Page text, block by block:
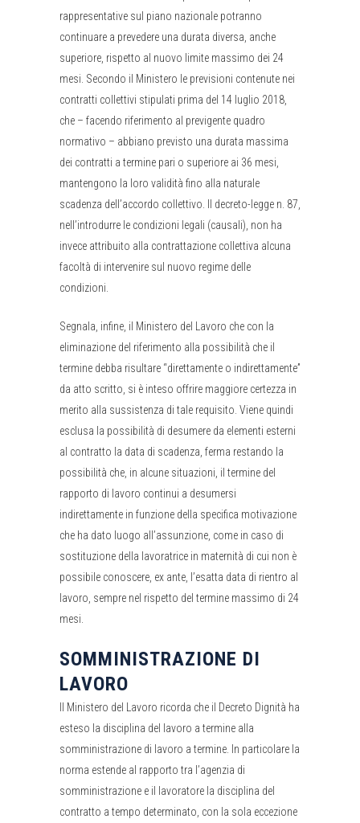
rappresentative sul piano nazionale potranno
continuare a prevedere una durata diversa, anche
superiore, rispetto al nuovo limite massimo dei 24
mesi. Secondo il Ministero le previsioni contenute nei
contratti collettivi stipulati prima del 14 luglio 2018,
che – facendo riferimento al previgente quadro
normativo – abbiano previsto una durata massima
dei contratti a termine pari o superiore ai 36 mesi,
mantengono la loro validità fino alla naturale
scadenza dell’accordo collettivo. Il decreto-legge n. 87,
nell’introdurre le condizioni legali (causali), non ha
invece attribuito alla contrattazione collettiva alcuna
facoltà di intervenire sul nuovo regime delle
condizioni.
Segnala, infine, il Ministero del Lavoro che con la
eliminazione del riferimento alla possibilità che il
termine debba risultare “direttamente o indirettamente”
da atto scritto, si è inteso offrire maggiore certezza in
merito alla sussistenza di tale requisito. Viene quindi
esclusa la possibilità di desumere da elementi esterni
al contratto la data di scadenza, ferma restando la
possibilità che, in alcune situazioni, il termine del
rapporto di lavoro continui a desumersi
indirettamente in funzione della specifica motivazione
che ha dato luogo all’assunzione, come in caso di
sostituzione della lavoratrice in maternità di cui non è
possibile conoscere, ex ante, l’esatta data di rientro al
lavoro, sempre nel rispetto del termine massimo di 24
mesi.
SOMMINISTRAZIONE DI
LAVORO
Il Ministero del Lavoro ricorda che il Decreto Dignità ha
esteso la disciplina del lavoro a termine alla
somministrazione di lavoro a termine. In particolare la
norma estende al rapporto tra l’agenzia di
somministrazione e il lavoratore la disciplina del
contratto a tempo determinato, con la sola eccezione